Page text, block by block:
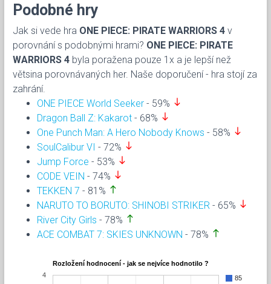
Podobné hry
Jak si vede hra ONE PIECE: PIRATE WARRIORS 4 v
porovnání s podobnými hrami? ONE PIECE: PIRATE
WARRIORS 4 byla poražena pouze 1x a je lepší než
větsina porovnávaných her. Naše doporučení - hra stojí za
zahrání.
ONE PIECE World Seeker - 59% south
Dragon Ball Z: Kakarot - 68% south
One Punch Man: A Hero Nobody Knows - 58% south
SoulCalibur VI - 72% south
Jump Force - 53% south
CODE VEIN - 74% south
TEKKEN 7 - 81% north
NARUTO TO BORUTO: SHINOBI STRIKER - 65% south
River City Girls - 78% north
ACE COMBAT 7: SKIES UNKNOWN - 78% north
Rozložení hodnocení - jak se nejvíce hodnotilo ?
85
4